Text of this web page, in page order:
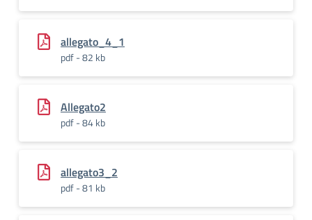
allegato_4_1
pdf - 82 kb
Allegato2
pdf - 84 kb
allegato3_2
pdf - 81 kb